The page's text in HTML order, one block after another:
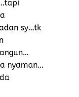
sy…tk
nyaman…